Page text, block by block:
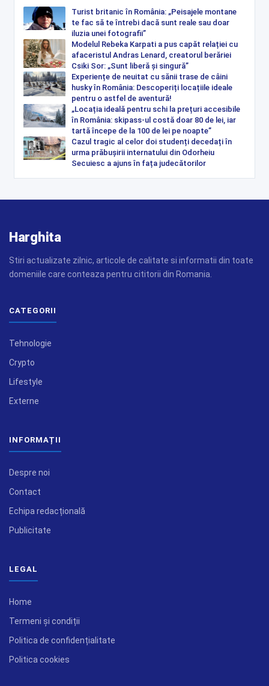
Turist britanic în România: „Peisajele montane
te fac să te întrebi dacă sunt reale sau doar
iluzia unei fotografii”
Modelul Rebeka Karpati a pus capăt relației cu
afaceristul Andras Lenard, creatorul berăriei
Csiki Sor: „Sunt liberă și singură”
Experiențe de neuitat cu sănii trase de câini
husky în România: Descoperiți locațiile ideale
pentru o astfel de aventură!
„Locația ideală pentru schi la prețuri accesibile
în România: skipass-ul costă doar 80 de lei, iar
tartă începe de la 100 de lei pe noapte”
Cazul tragic al celor doi studenți decedați în
urma prăbușirii internatului din Odorheiu
Secuiesc a ajuns în fața judecătorilor
Harghita
Stiri actualizate zilnic, articole de calitate si informatii din toate
domeniile care conteaza pentru cititorii din Romania.
CATEGORII
Tehnologie
Crypto
Lifestyle
Externe
INFORMAȚII
Despre noi
Contact
Echipa redacțională
Publicitate
LEGAL
Home
Termeni și condiții
Politica de confidențialitate
Politica cookies